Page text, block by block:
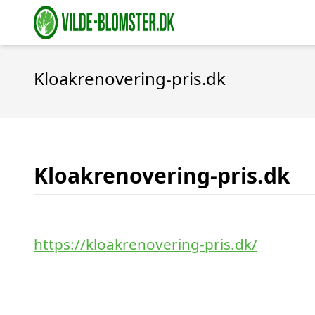
Kloakrenovering-pris.dk
Kloakrenovering-pris.dk
https://kloakrenovering-pris.dk/